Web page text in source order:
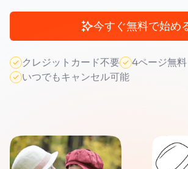
今すぐ無料で始め
クレジットカード不要
4ページ無
いつでもキャンセル可能